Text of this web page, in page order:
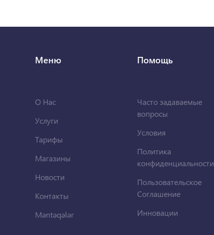
Меню
О Нас
Услуги
Тарифы
Магазины
Новости
Контакты
Məntəqələr
Помощь
Часто задаваемые
вопросы
Условия
Политика
конфиденциальности
Пользовательское
Соглашение
Инновации